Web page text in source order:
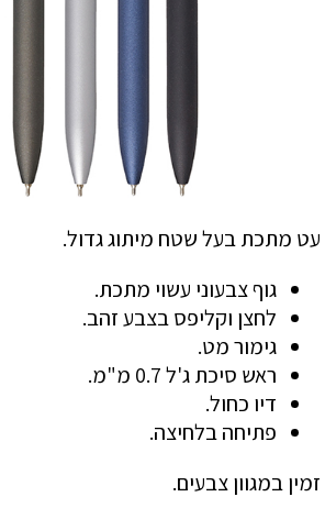
עט מתכת בעל שטח מיתוג גדול.
גוף צבעוני עשוי מתכת.
לחצן וקליפס בצבע זהב.
גימור מט.
ראש סיכת ג'ל 0.7 מ"מ.
דיו כחול.
פתיחה בלחיצה.
זמין במגוון צבעים.